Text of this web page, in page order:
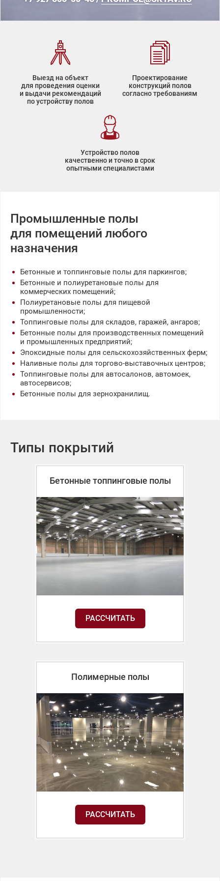
Выезд на объект
для проведения оценки
и выдачи рекомендаций
по устройству полов
Проектирование
конструкций полов
согласно требованиям
Устройство полов
качественно и точно в срок
опытными специалистами
Промышленные полы
для помещений любого
назначения
Бетонные и топпинговые полы для паркингов;
Бетонные и полиуретановые полы для
коммерческих помещений;
Полиуретановые полы для пищевой
промышленности;
Топпинговые полы для складов, гаражей, ангаров;
Бетонные полы для производственных помещений
и промышленных предприятий;
Эпоксидные полы для сельскохозяйственных ферм;
Наливные полы для торгово-выставочных центров;
Топпинговые полы для автосалонов, автомоек,
автосервисов;
Бетонные полы для зернохранилищ.
Типы покрытий
Бетонные топпинговые полы
РАССЧИТАТЬ
Полимерные полы
РАССЧИТАТЬ